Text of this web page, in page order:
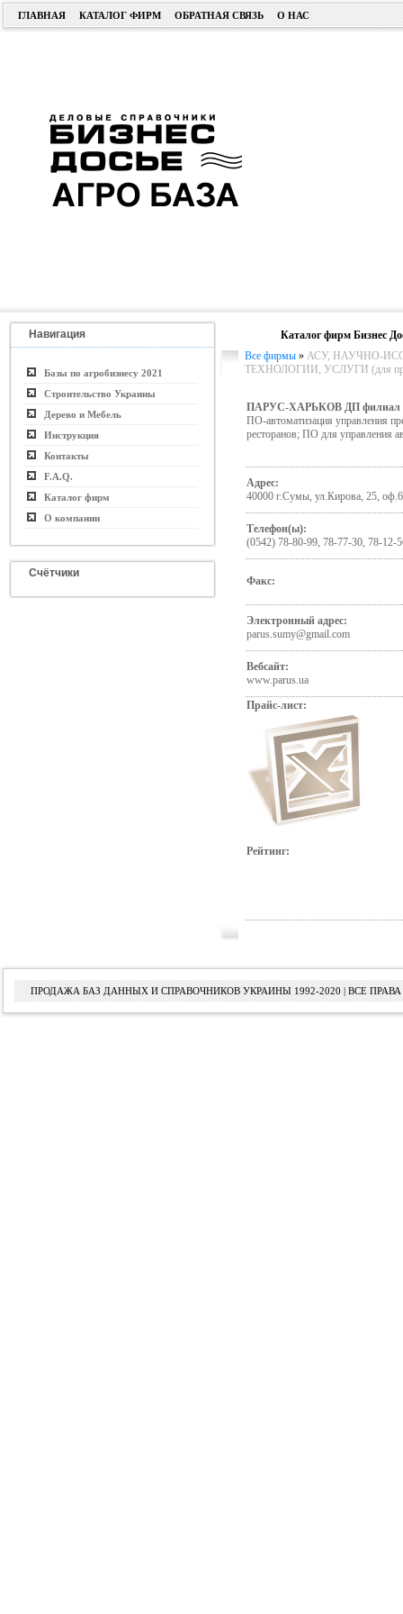
ГЛАВНАЯ КАТАЛОГ ФИРМ ОБРАТНАЯ СВЯЗЬ О НАС
Навигация
Базы по агробизнесу 2021
Строительство Украины
Дерево и Мебель
Инструкция
Контакты
F.A.Q.
Каталог фирм
О компании
Счётчики
Каталог фирм Бизнес
Все фирмы » АСУ, НАУЧНО-
ТЕХНОЛОГИИ, УСЛУГИ (для
ПАРУС-ХАРЬКОВ ДП филиал
ПО-автоматизация управления
ресторанов; ПО для управления
Адрес:
40000 г.Сумы, ул.Кирова, 25,
Телефон(ы):
(0542) 78-80-99, 78-77-30, 78-12-
Факс:
Электронный адрес:
parus.sumy@gmail.com
Вебсайт:
www.parus.ua
Прайс-лист:
Рейтинг:
ПРОДАЖА БАЗ ДАННЫХ И СПРАВОЧНИКОВ УКРАИНЫ 1992-2020 | ВСЕ